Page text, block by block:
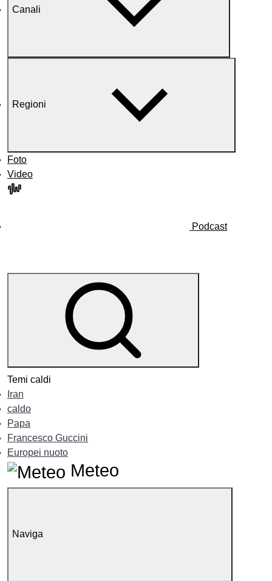
Canali
Regioni
Foto
Video
Podcast
Temi caldi
Iran
caldo
Papa
Francesco Guccini
Europei nuoto
Meteo
Naviga